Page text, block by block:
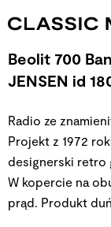
Beolit 700
JENSEN id
Radio ze
Projekt z 1972
designerski retro
W kopercie na
prąd. Produkt